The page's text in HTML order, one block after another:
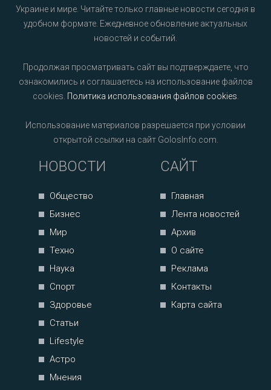
Украине и мире. Читайте только главные новости сегодня в
удобном формате. Ежедневное обновление актуальных
новостей и событий.
Продолжая просматривать сайт вы подтверждаете, что
ознакомились и соглашаетесь на использование файлов
cookies. Политика использования файлов cookies
Использование материалов разрешается при условии
открытой ссылки на сайт GolosInfo.com.
НОВОСТИ
Общество
Бизнес
Мир
Техно
Наука
Спорт
Здоровье
Статьи
Lifestyle
Астро
Мнения
САЙТ
Главная
Лента новостей
Архив
О сайте
Реклама
Контакты
Карта сайта